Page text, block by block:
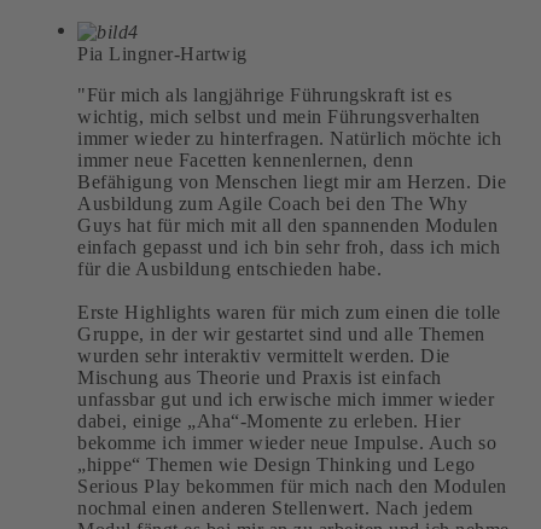
Pia Lingner-Hartwig
"Für mich als langjährige Führungskraft ist es
wichtig, mich selbst und mein Führungsverhalten
immer wieder zu hinterfragen. Natürlich möchte ich
immer neue Facetten kennenlernen, denn
Befähigung von Menschen liegt mir am Herzen. Die
Ausbildung zum Agile Coach bei den The Why
Guys hat für mich mit all den spannenden Modulen
einfach gepasst und ich bin sehr froh, dass ich mich
für die Ausbildung entschieden habe.
Erste Highlights waren für mich zum einen die tolle
Gruppe, in der wir gestartet sind und alle Themen
wurden sehr interaktiv vermittelt werden. Die
Mischung aus Theorie und Praxis ist einfach
unfassbar gut und ich erwische mich immer wieder
dabei, einige „Aha“-Momente zu erleben. Hier
bekomme ich immer wieder neue Impulse. Auch so
„hippe“ Themen wie Design Thinking und Lego
Serious Play bekommen für mich nach den Modulen
nochmal einen anderen Stellenwert. Nach jedem